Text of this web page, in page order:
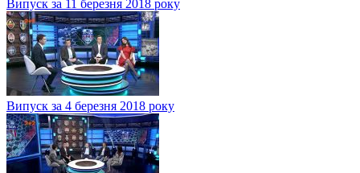
Випуск за 11 березня 2018 року
Випуск за 4 березня 2018 року